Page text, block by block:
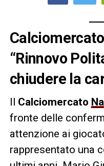
“Rinnovo
chiudere la
Il Calciomercato
fronte delle
attenzione ai
rappresentato una